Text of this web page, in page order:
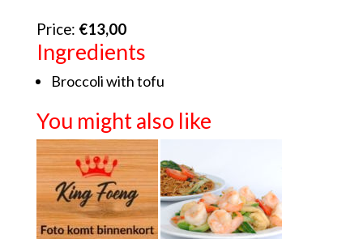
Price: €13,00
Ingredients
Broccoli with tofu
You might also like